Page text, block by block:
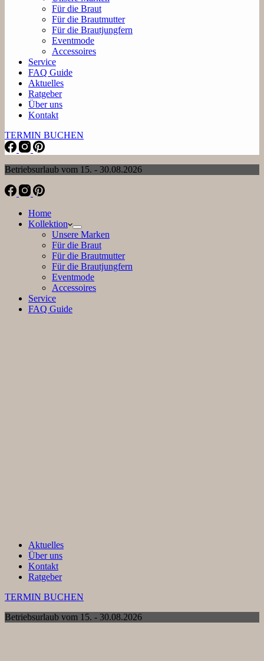
Für die Braut
Für die Brautmutter
Für die Brautjungfern
Eventmode
Accessoires
Service
FAQ Guide
Aktuelles
Ratgeber
Über uns
Kontakt
TERMIN BUCHEN
Betriebsurlaub vom 15. - 30.08.2026
Home
Kollektion
Unsere Marken
Für die Braut
Für die Brautmutter
Für die Brautjungfern
Eventmode
Accessoires
Service
FAQ Guide
Aktuelles
Über uns
Kontakt
Ratgeber
TERMIN BUCHEN
Betriebsurlaub vom 15. - 30.08.2026